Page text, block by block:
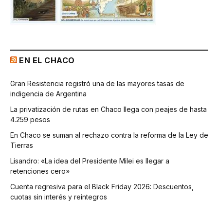
EN EL CHACO
Gran Resistencia registró una de las mayores tasas de
indigencia de Argentina
La privatización de rutas en Chaco llega con peajes de hasta
4.259 pesos
En Chaco se suman al rechazo contra la reforma de la Ley de
Tierras
Lisandro: «La idea del Presidente Milei es llegar a
retenciones cero»
Cuenta regresiva para el Black Friday 2026: Descuentos,
cuotas sin interés y reintegros